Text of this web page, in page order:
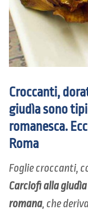
Croccanti,
giudìa sono
romanesca.
Roma
Foglie croccanti,
Carciofi alla giudìa
romana, che